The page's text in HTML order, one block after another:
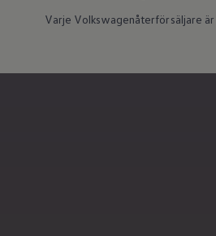
Längdskidor
Varje Volkswagenåterförsäljare